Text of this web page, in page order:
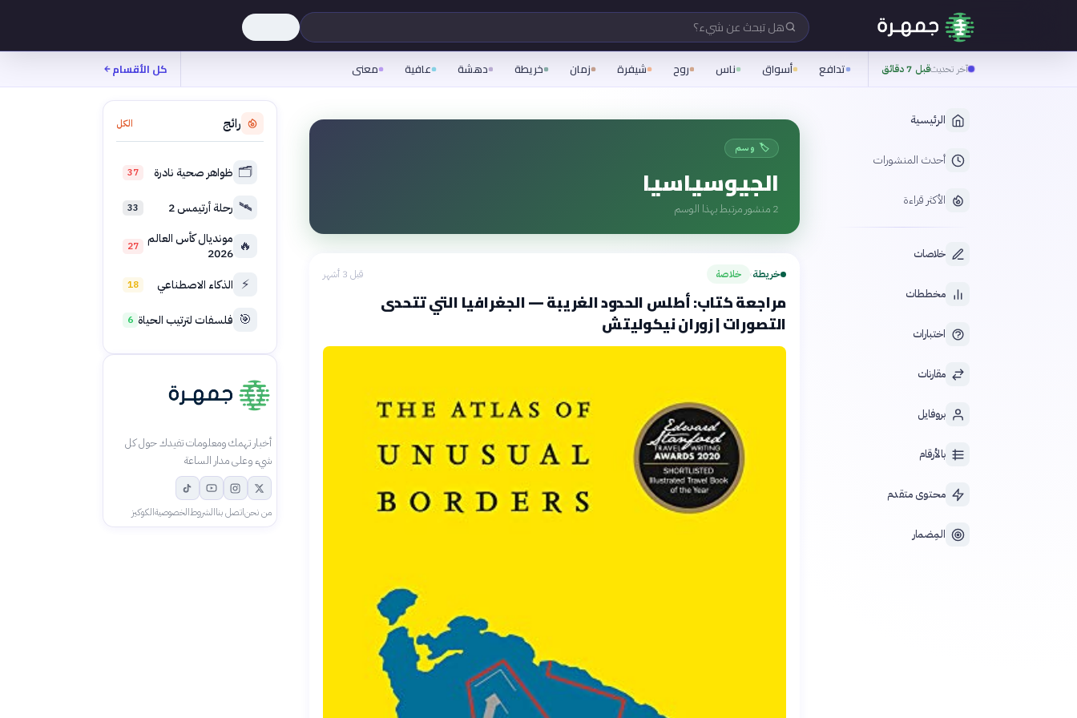
هل تبحث عن شيء؟
آخر تحديثقبل 7 دقائق تدافع أسواق ناس روح شيفرة زمان خريطة دهشة عافية معنى كل الأقسام
الرئيسية
أحدث المنشورات
الأكثر قراءة
خلاصات
مخططات
اختبارات
مقارنات
بروفايل
بالأرقام
محتوى متقدم
المِضمار
🏷️ وسم
الجيوسياسيا
2 منشور مرتبط بهذا الوسم
خريطة› خلاصة قبل 3 أشهر
مراجعة كتاب: أطلس الحدود الغريبة — الجغرافيا التي تتحدى
التصورات | زوران نيكوليتش
رائج الكل
🗂️ ظواهر صحية نادرة 37
🛰️ رحلة أرتيمس 2 33
🔥 مونديال كأس العالم
2026
27
⚡ الذكاء الاصطناعي 18
🎯 فلسفات لترتيب الحياة 6
أخبار تهمك ومعلومات تفيدك حول كل
شيء وعلى مدار الساعة
من نحناتصل بناالشروطالخصوصيةالكوكيز